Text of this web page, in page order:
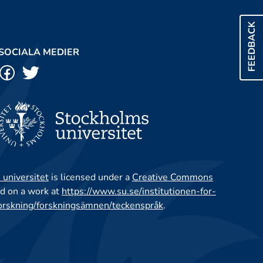
FEEDBACK
MEDIER
universitetis licensed under a Creative Commons
on a work at https://www.su.se/institutionen-for-
forskningsämnen/teckenspråk.